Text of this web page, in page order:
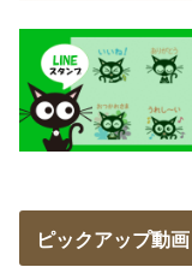
ピックアップ動画